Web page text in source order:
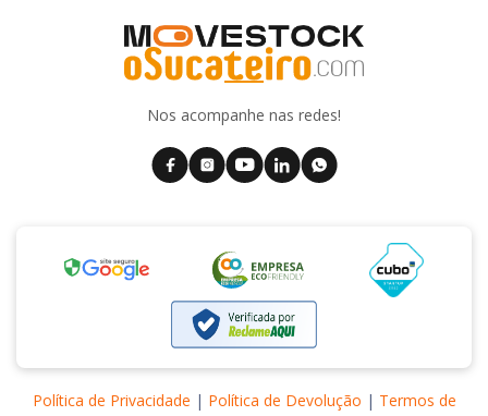
Nos acompanhe nas redes!
Política de Privacidade | Política de Devolução | Termos de